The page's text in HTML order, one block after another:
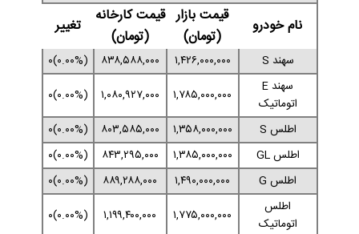
نام خودرو
قیمت بازار
(تومان)
قیمت کارخانه
(تومان)
تغییر
سهند S ۱,۴۲۶,۰۰۰,۰۰۰ ۸۳۸,۵۸۸,۰۰۰
(۰.۰۰%)۰
سهند E
اتوماتیک
۱,۷۸۵,۰۰۰,۰۰۰ ۱,۰۸۰,۹۲۷,۰۰۰
(۰.۰۰%)۰
اطلس S
۱,۳۵۸,۰۰۰,۰۰۰ ۸۰۳,۵۸۵,۰۰۰
(۰.۰۰%)۰
اطلس GL
۱,۳۸۵,۰۰۰,۰۰۰ ۸۴۳,۲۹۵,۰۰۰
(۰.۰۰%)۰
اطلس G
۱,۴۹۰,۰۰۰,۰۰۰ ۸۸۹,۲۸۸,۰۰۰
(۰.۰۰%)۰
اطلس
اتوماتیک
۱,۷۷۵,۰۰۰,۰۰۰ ۱,۱۹۹,۴۰۰,۰۰۰
(۰.۰۰%)۰